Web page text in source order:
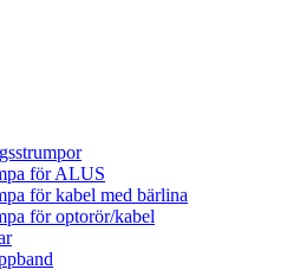
för ALUS
för kabel med bärlina
för optorör/kabel